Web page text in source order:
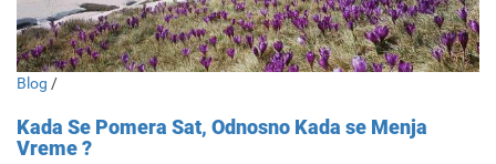
Blog /
Kada Se Pomera Sat, Odnosno Kada se Menja
Vreme ?